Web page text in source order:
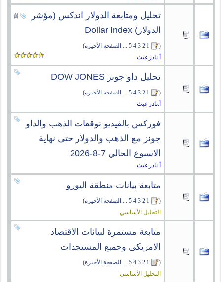
تحليل ومتابعة الدولار اندكس (مؤشر
الدولار) Dollar Index
(
1
2
3
4
5
... الصفحة الأخيرة)
أ.نادر غيث
تحليل داو جونز DOW JONES
(
1
2
3
4
5
... الصفحة الأخيرة)
أ.نادر غيث
فوركس بالفيديو توقعات الذهب والداو
جونز مع الذهب والدولار حتى نهاية
الاسبوع الحالي 7-8-2026
أ.نادر غيث
متابعة بيانات منطقة اليورو
(
1
2
3
4
5
... الصفحة الأخيرة)
التحليل الأساسي
متابعة مستمرة لبيانات الاقتصاد
الامريكى وجميع المستجدات
(
1
2
3
4
5
... الصفحة الأخيرة)
التحليل الأساسي